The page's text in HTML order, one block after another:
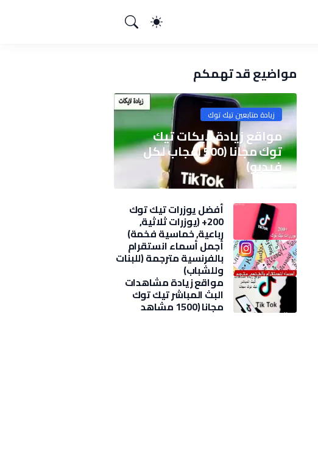
مواضيع قد تهمكم
زيادة متابعين تيك توك
مواقع زيادة لايكات تيك
توك مجانا (500 اعجاب لكل
فيديو)
أفضل يوزرات تيك توك
200+ (يوزرات ثلاثية,
رباعية, خماسية فخمة)
2025
أجمل أسماء انستقرام
بالفرنسية مترجمة (للبنات
وللشباب)
مواقع زيادة مشاهدات
البث المباشر تيك توك
مجانا (1500 مشاهد